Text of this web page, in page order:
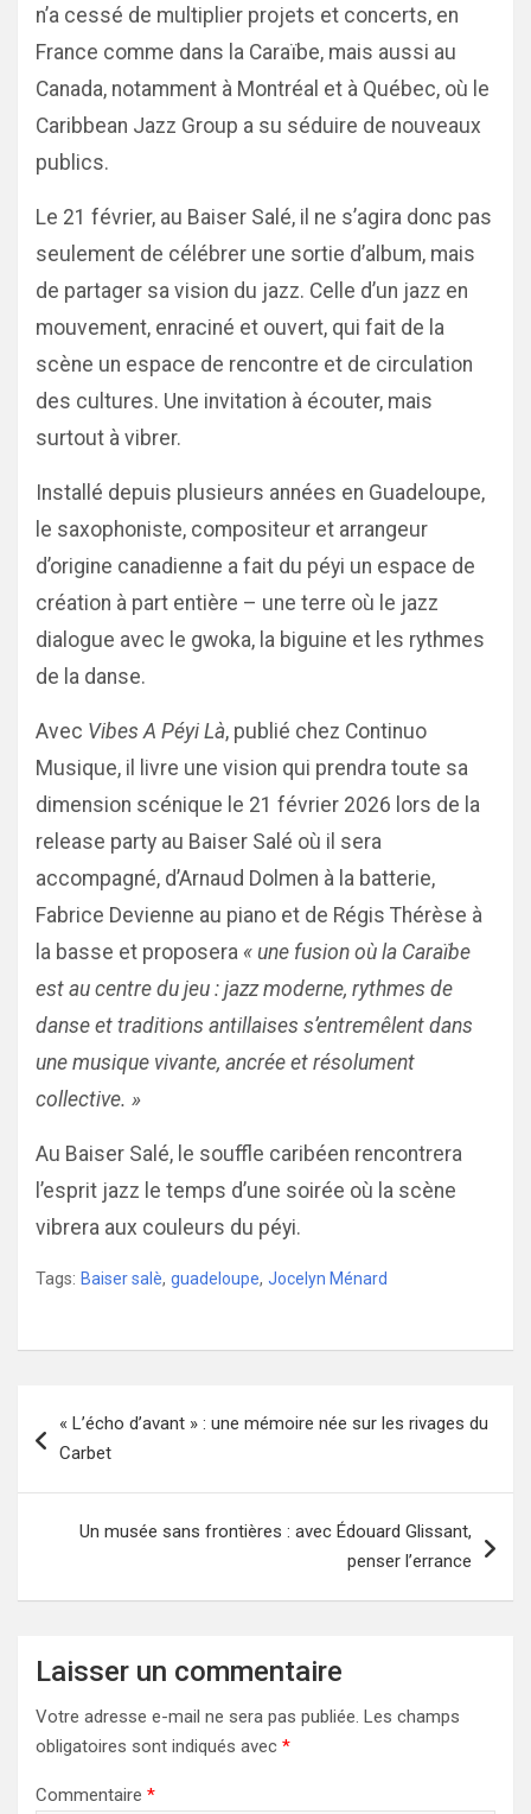
n’a cessé de multiplier projets et concerts, en
France comme dans la Caraïbe, mais aussi au
Canada, notamment à Montréal et à Québec, où le
Caribbean Jazz Group a su séduire de nouveaux
publics.
Le 21 février, au Baiser Salé, il ne s’agira donc pas
seulement de célébrer une sortie d’album, mais
de partager sa vision du jazz. Celle d’un jazz en
mouvement, enraciné et ouvert, qui fait de la
scène un espace de rencontre et de circulation
des cultures. Une invitation à écouter, mais
surtout à vibrer.
Installé depuis plusieurs années en Guadeloupe,
le saxophoniste, compositeur et arrangeur
d’origine canadienne a fait du péyi un espace de
création à part entière – une terre où le jazz
dialogue avec le gwoka, la biguine et les rythmes
de la danse.
Avec Vibes A Péyi Là, publié chez Continuo
Musique, il livre une vision qui prendra toute sa
dimension scénique le 21 février 2026 lors de la
release party au Baiser Salé où il sera
accompagné, d’Arnaud Dolmen à la batterie,
Fabrice Devienne au piano et de Régis Thérèse à
la basse et proposera « une fusion où la Caraïbe
est au centre du jeu : jazz moderne, rythmes de
danse et traditions antillaises s’entremêlent dans
une musique vivante, ancrée et résolument
collective. »
Au Baiser Salé, le souffle caribéen rencontrera
l’esprit jazz le temps d’une soirée où la scène
vibrera aux couleurs du péyi.
Tags: Baiser salè, guadeloupe, Jocelyn Ménard
de
« L’écho d’avant » : une mémoire née sur les rivages du
Carbet
Un musée sans frontières : avec Édouard Glissant,
penser l’errance
Laisser un commentaire
Votre adresse e-mail ne sera pas publiée. Les champs
obligatoires sont indiqués avec *
Commentaire *